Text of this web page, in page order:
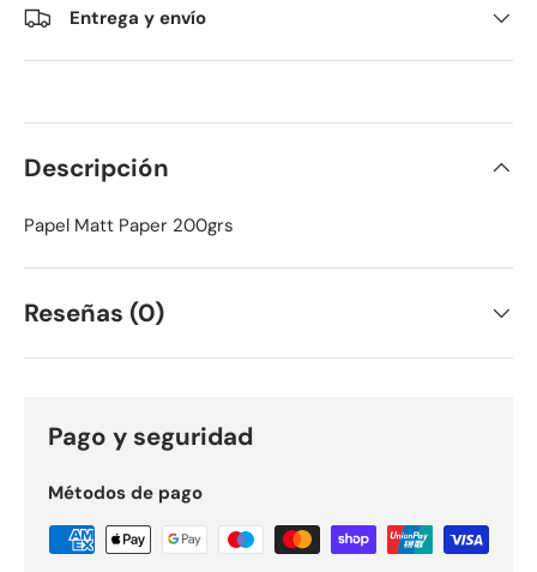
Entrega y envío
Descripción
Papel Matt Paper 200grs
Reseñas (0)
Pago y seguridad
Métodos de pago